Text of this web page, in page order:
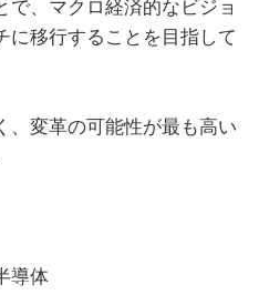
で、マクロ経済的なビジョ
に移行することを目指して
、変革の可能性が最も高い
導体